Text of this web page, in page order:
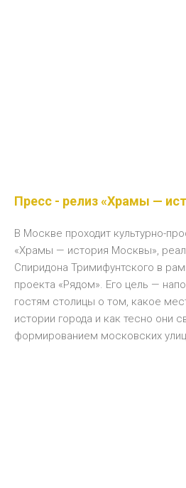
Пресс - релиз «Храмы —
В Москве проходит культурно-
«Храмы — история Москвы»,
Спиридона Тримифунтского в
проекта «Рядом». Его цель —
гостям столицы о том, какое
истории города и как тесно они
формированием московских